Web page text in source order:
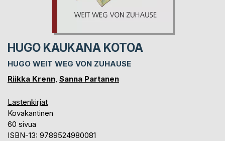
HUGO KAUKANA KOTOA
HUGO WEIT WEG VON ZUHAUSE
Riikka Krenn, Sanna Partanen
Lastenkirjat
Kovakantinen
60 sivua
ISBN-13: 9789524980081